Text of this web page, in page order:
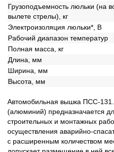
Грузоподъемность люльки (на
вылете стрелы), кг
Электроизоляция люльки*, В
Рабочий диапазон температур
Полная масса, кг
Длина, мм
Ширина, мм
Высота, мм
Автомобильная вышка ПСС-
(алюминий) предназначается
строительных и монтажных
осуществления аварийно-
с расширенным количеством